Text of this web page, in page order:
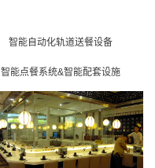
智能自动化轨道送餐设备
智能点餐系统&智能配套设施